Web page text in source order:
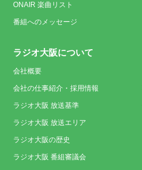
ONAIR 楽曲リスト
番組へのメッセージ
ラジオ大阪について
会社概要
会社の仕事紹介・採用情報
ラジオ大阪 放送基準
ラジオ大阪 放送エリア
ラジオ大阪の歴史
ラジオ大阪 番組審議会